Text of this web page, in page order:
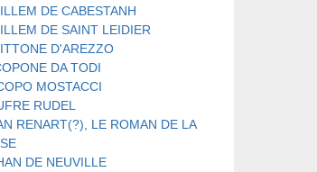
DE CABESTANH
DE SAINT LEIDIER
D'AREZZO
DA TODI
MOSTACCI
RUDEL
RENART(?), LE ROMAN DE LA
DE NEUVILLE